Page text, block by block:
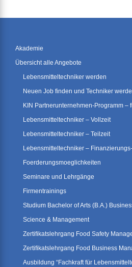
Akademie
Übersicht alle Angebote
Lebensmitteltechniker werden
Neuen Job finden und Techniker
KIN Partnerunternehmen-Programm –
Lebensmitteltechniker – Vollzeit
Lebensmitteltechniker – Teilzeit
Lebensmitteltechniker –
Foerderungsmoeglichkeiten
Seminare und Lehrgänge
Firmentrainings
Studium Bachelor of Arts (B.A.)
Science & Management
Zertifikatslehrgang Food Safety
Zertifikatslehrgang Food Business
Ausbildung “Fachkraft für